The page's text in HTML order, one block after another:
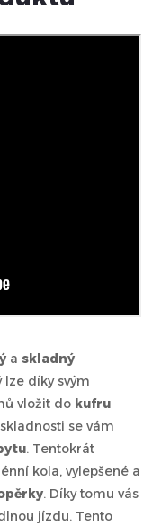
a skladný
lze díky svým
vložit do kufru
se vám
. Tentokrát
kola, vylepšené a
. Díky tomu vás
jízdu. Tento